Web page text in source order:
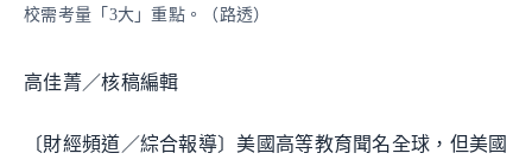
校需考量「3大」重點。（路透）
高佳菁／核稿編輯
〔財經頻道／綜合報導〕美國高等教育聞名全球，但美國